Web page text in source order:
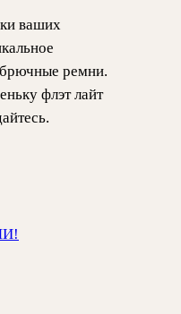
ваших
ремни.
флэт лайт